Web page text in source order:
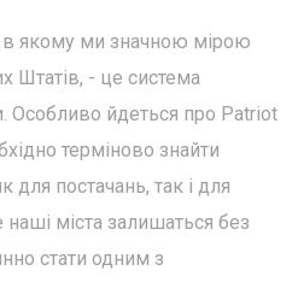
якому ми значною мірою
Штатів, - це система
Особливо йдеться про Patriot
терміново знайти
для постачань, так і для
наші міста залишаться без
стати одним з